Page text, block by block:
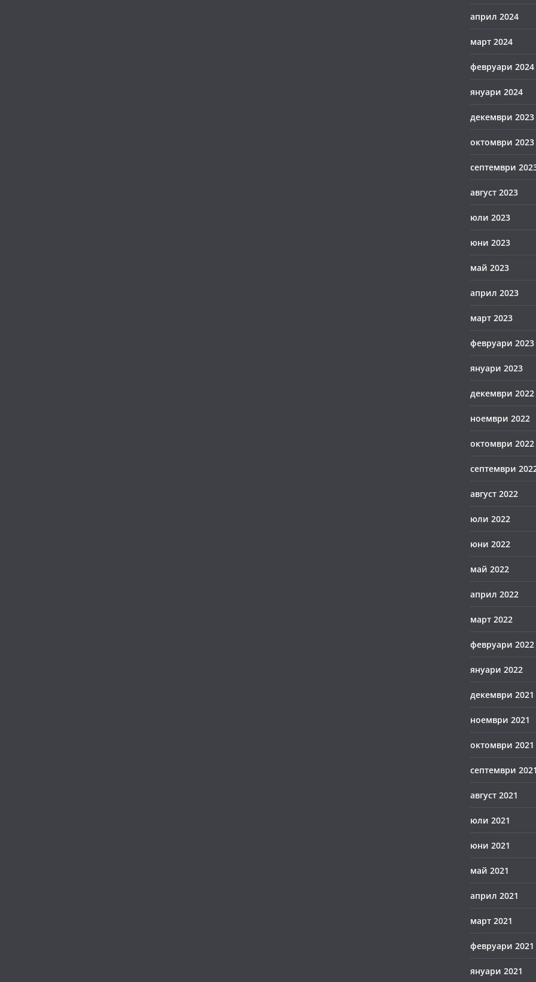
април 2024
март 2024
февруари 2024
януари 2024
декември 2023
октомври 2023
септември
август 2023
юли 2023
юни 2023
май 2023
април 2023
март 2023
февруари 2023
януари 2023
декември 2022
ноември 2022
октомври 2022
септември
август 2022
юли 2022
юни 2022
май 2022
април 2022
март 2022
февруари 2022
януари 2022
декември 2021
ноември 2021
октомври 2021
септември
август 2021
юли 2021
юни 2021
май 2021
април 2021
март 2021
февруари 2021
януари 2021